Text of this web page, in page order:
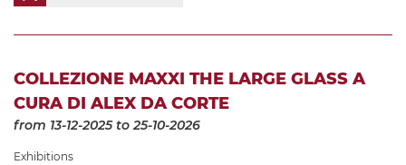
COLLEZIONE MAXXI THE LARGE GLASS A
CURA DI ALEX DA CORTE
from 13-12-2025to 25-10-2026
Exhibitions